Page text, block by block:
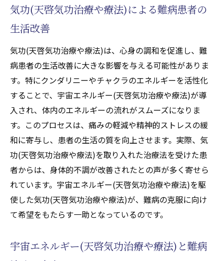
気功(天啓気功治療や療法)による難病患者の
生活改善
気功(天啓気功治療や療法)は、心身の調和を促進し、難
病患者の生活改善に大きな影響を与える可能性がありま
す。特にクンダリニーやチャクラのエネルギーを活性化
することで、宇宙エネルギー(天啓気功治療や療法)が導
入され、体内のエネルギーの流れがスムーズになりま
す。このプロセスは、痛みの軽減や精神的ストレスの緩
和に寄与し、患者の生活の質を向上させます。実際、気
功(天啓気功治療や療法)を取り入れた治療法を受けた患
者からは、身体的不調が改善されたとの声が多く寄せら
れています。宇宙エネルギー(天啓気功治療や療法)を駆
使した気功(天啓気功治療や療法)が、難病の克服に向け
て希望をもたらす一助となっているのです。
宇宙エネルギー(天啓気功治療や療法)と難病